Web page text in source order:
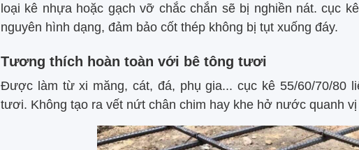
loại kê nhựa hoặc gạch vỡ chắc chắn sẽ bị nghiền nát. cục
nguyên hình dạng, đảm bảo cốt thép không bị tụt xuống đáy.
Tương thích hoàn toàn với bê tông tươi
Được làm từ xi măng, cát, đá, phụ gia... cục kê 55/60/70/80
tươi. Không tạo ra vết nứt chân chim hay khe hở nước quanh